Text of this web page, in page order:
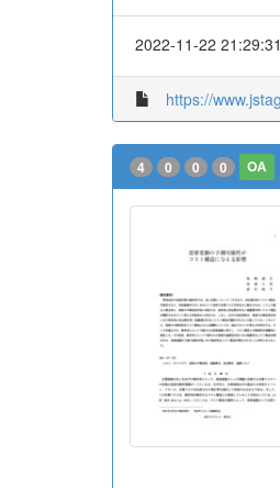
2022-11-22 21:29:31
https://
4 0 0 0 OA